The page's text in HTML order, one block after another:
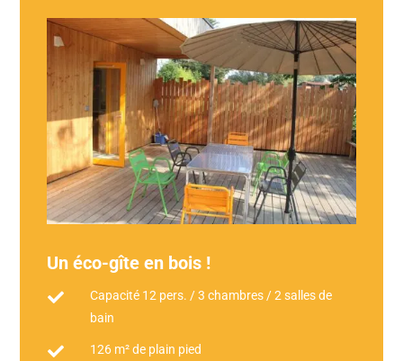
Un éco-gîte en bois !

Capacité 12 pers. / 3 chambres / 2 salles de
bain
 126 m² de plain pied